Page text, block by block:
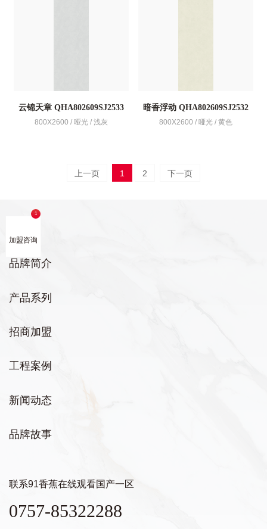
云锦天章 QHA802609SJ2533
800X2600 / 哑光 / 浅灰
暗香浮动 QHA802609SJ2532
800X2600 / 哑光 / 黄色
上一页 1 2 下一页
品牌简介
产品系列
招商加盟
工程案例
新闻动态
品牌故事
联系91香蕉在线观看国产一区
0757-85322288
加盟咨询